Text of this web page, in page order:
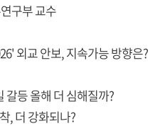
구부 교수
외교 안보, 지속가능 방향은?
갈등 올해 더 심해질까?
, 더 강화되나?